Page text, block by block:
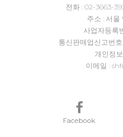
전화 : 02-3663-
주소 : 서울
사업자등록
통신판매업신고번
개인정
이메일 :